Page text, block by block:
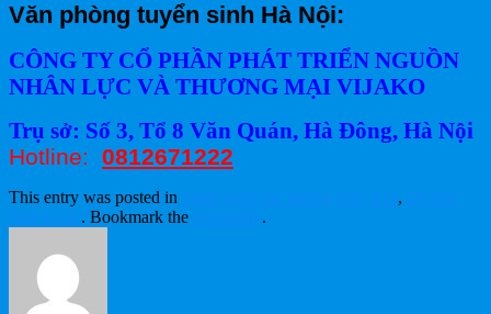
Văn phòng tuyển sinh Hà Nội:
CÔNG TY CỔ PHẦN PHÁT TRIỂN NGUỒN
NHÂN LỰC VÀ THƯƠNG MẠI VIJAKO
Trụ sở: Số 3, Tổ 8 Văn Quán, Hà Đông, Hà Nội
Hotline: 0812671222
This entry was posted in ,
. Bookmark the .